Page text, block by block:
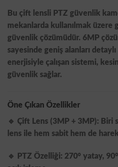
Bu çift lensli PTZ güvenlik
mekanlarda kullanılmak üzere
güvenlik çözümüdür. 6MP
sayesinde geniş alanları
enerjisiyle çalışan sistemi,
güvenlik sağlar.
Öne Çıkan Özellikler
🔹 Çift Lens (3MP + 3MP): Biri
lens ile hem sabit hem de
🔹 PTZ Özelliği: 270° yatay,